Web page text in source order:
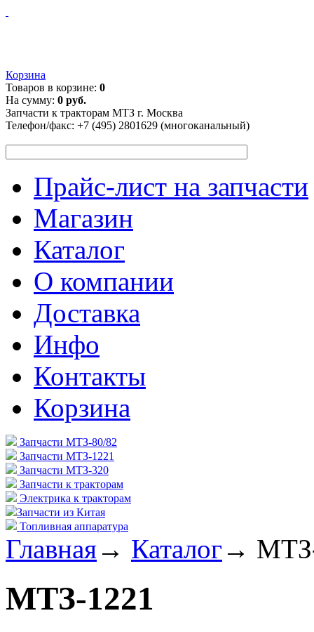
Корзина
Товаров в корзине: 0
На сумму: 0 руб.
Запчасти к тракторам МТЗ г. Москва
Телефон/факс: +7 (495) 2801629 (многоканальный)
Прайс-лист на запчасти
Магазин
Каталог
О компании
Доставка
Инфо
Контакты
Корзина
Запчасти МТЗ-80/82
Запчасти МТЗ-1221
Запчасти МТЗ-320
Запчасти к тракторам
Электрика к тракторам
Запчасти из Китая
Топливная аппаратура
Главная→ Каталог →
МТЗ-1221